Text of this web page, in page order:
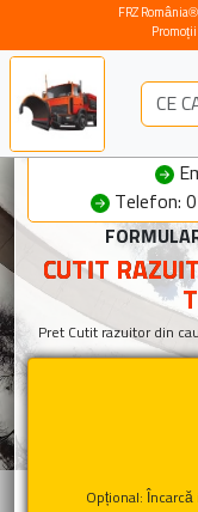
Telefon:
CUTIT
Pret Cutit razuitor din
Opțional:
FRZ
Promoții